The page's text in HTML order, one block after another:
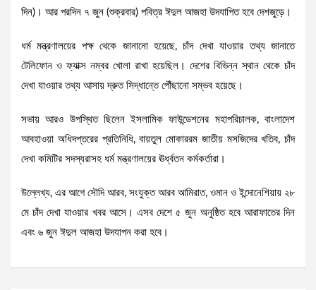
দিন)। আর পরদিন ৭ জুন (শুক্রবার) পবিত্র ঈদুল আজহা উদযাপিত হবে দেশজুড়ে।
ধর্ম মন্ত্রণালয়ের পক্ষ থেকে জানানো হয়েছে, চাঁদ দেখা যাওয়ার তথ্য জানাতে
টেলিফোন ও ফ্যাক্স নম্বর খোলা রাখা হয়েছিল। দেশের বিভিন্ন স্থান থেকে চাঁদ
দেখা যাওয়ার তথ্য আসায় দ্রুত সিদ্ধান্তে পৌঁছানো সম্ভব হয়েছে।
সভায় আরও উপস্থিত ছিলেন ইসলামিক ফাউন্ডেশনের মহাপরিচালক, বাংলাদেশ
আবহাওয়া অধিদপ্তরের প্রতিনিধি, বায়তুল মোকাররম জাতীয় মসজিদের খতিব, চাঁদ
দেখা কমিটির সদস্যরাসহ ধর্ম মন্ত্রণালয়ের ঊর্ধ্বতন কর্মকর্তারা।
উল্লেখ্য, এর আগে সৌদি আরব, সংযুক্ত আরব আমিরাত, ওমান ও ইন্দোনেশিয়ায় ২৮
মে চাঁদ দেখা যাওয়ার খবর আসে। এসব দেশে ৫ জুন অনুষ্ঠিত হবে আরাফাতের দিন
এবং ৬ জুন ঈদুল আজহা উদযাপন করা হবে।